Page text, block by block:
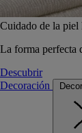
Cuidado de la piel
La forma perfecta
Descubrir
Decoración